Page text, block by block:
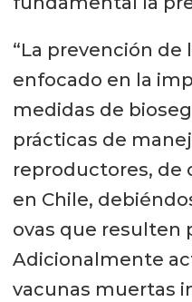
“La prevención de
enfocado en la
medidas de
prácticas de
reproductores, de
en Chile,
ovas que resulten
Adicionalmente
vacunas muertas